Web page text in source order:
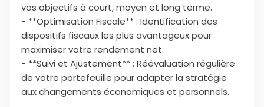
vos objectifs à court, moyen et long terme.
- **Optimisation Fiscale** : Identification des
dispositifs fiscaux les plus avantageux pour
maximiser votre rendement net.
- **Suivi et Ajustement** : Réévaluation régulière
de votre portefeuille pour adapter la stratégie
aux changements économiques et personnels.